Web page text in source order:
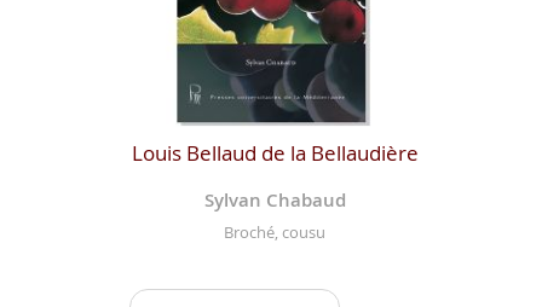
Louis Bellaud de la Bellaudière
Sylvan Chabaud
Broché, cousu